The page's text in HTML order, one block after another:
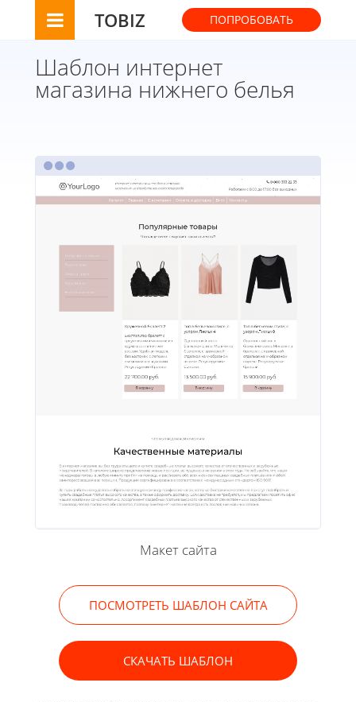
TOBIZ ПОПРОБОВАТЬ
Шаблон интернет
магазина нижнего белья
Макет сайта
ПОСМОТРЕТЬ ШАБЛОН САЙТА
СКАЧАТЬ ШАБЛОН